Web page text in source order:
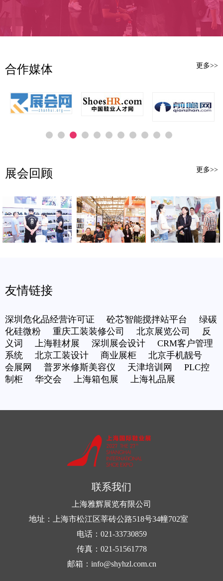
下半年旺季备货之间，既避开了年初
春节假期的生产空档，又为秋冬爆款
和冬季保暖鞋履的备货留出了充裕的
合作媒体 更多>>
展会回顾 更多>>
友情链接
深圳危化品经营许可证 砼芯智能搅拌站平台
绿碳
化硅微粉
重庆工装装修公司 北京展览公司
反
义词
上海鞋材展 深圳展会设计
CRM客户管理
系统
北京工装设计 商业展柜
北京手机靓号
会展网
普罗米修斯美容仪 天津培训网
PLC控
制柜
华交会 上海箱包展 上海礼品展
联系我们
上海雅辉展览有限公司
地址：上海市松江区莘砖公路518号34幢702室
电话：021-33730859
传真：021-51561778
邮箱：info@shyhzl.com.cn